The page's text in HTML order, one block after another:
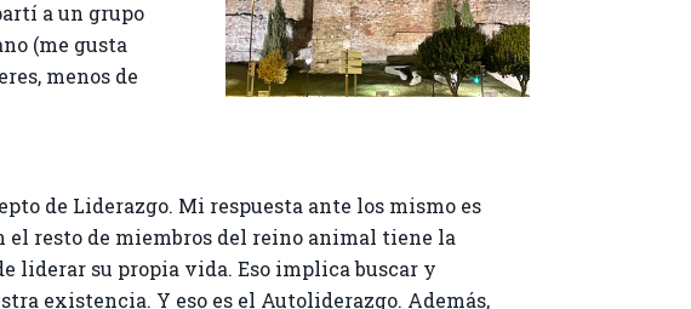
a un grupo
(me gusta
menos de
de Liderazgo. Mi respuesta ante los mismo es
el resto de miembros del reino animal tiene la
liderar su propia vida. Eso implica buscar y
existencia. Y eso es el Autoliderazgo. Además,